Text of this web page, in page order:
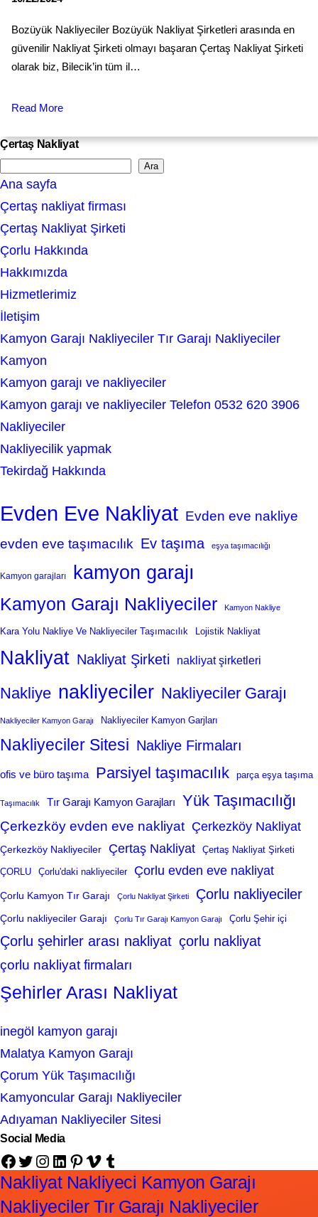
Bozüyük Nakliyeciler Bozüyük Nakliyat Şirketleri arasında en
güvenilir Nakliyat Şirketi olmayı başaran Çertaş Nakliyat Şirketi
olarak biz, Bilecik’in tüm il…
Read More
Çertaş Nakliyat
e
a
r
c
h
Ara
Ana sayfa
Çertaş nakliyat firması
Çertaş Nakliyat Şirketi
Çorlu Hakkında
Hakkımızda
Hizmetlerimiz
İletişim
Kamyon Garajı Nakliyeciler Tır Garajı Nakliyeciler
Kamyon
Kamyon garajı ve nakliyeciler
Kamyon garajı ve nakliyeciler Telefon 0532 620 3906
Nakliyeciler
Nakliyecilik yapmak
Tekirdağ Hakkında
Evden Eve Nakliyat Evden eve nakliye
evden eve taşımacılık Ev taşıma eşya taşımacılığı
Kamyon garajları kamyon garajı
Kamyon Garajı Nakliyeciler Kamyon Nakliye
Kara Yolu Nakliye Ve Nakliyeciler Taşımacılık Lojistik Nakliyat
Nakliyat Nakliyat Şirketi nakliyat şirketleri
Nakliye nakliyeciler Nakliyeciler Garajı
Nakliyeciler Kamyon Garajı Nakliyeciler Kamyon Garjları
Nakliyeciler Sitesi Nakliye Firmaları
ofis ve büro taşıma Parsiyel taşımacılık parça eşya taşıma
Taşımacılık Tır Garajı Kamyon Garajları Yük Taşımacılığı
Çerkezköy evden eve nakliyat Çerkezköy Nakliyat
Çerkezköy Nakliyeciler Çertaş Nakliyat Çertaş Nakliyat Şirketi
ÇORLU Çorlu'daki nakliyeciler Çorlu evden eve nakliyat
Çorlu Kamyon Tır Garajı Çorlu Nakliyat Şirketi Çorlu nakliyeciler
Çorlu nakliyeciler Garajı Çorlu Tır Garajı Kamyon Garajı Çorlu Şehir içi
Çorlu şehirler arası nakliyat çorlu nakliyat
çorlu nakliyat firmaları
Şehirler Arası Nakliyat
inegöl kamyon garajı
Malatya Kamyon Garajı
Çorum Yük Taşımacılığı
Kamyoncular Garajı Nakliyeciler
Adıyaman Nakliyeciler Sitesi
Social Media
Facebook Twitter Instagram LinkedIn Pinterest Vimeo Tumblr
Nakliyat Nakliyeci Kamyon Garajı
Nakliyeciler Tır Garajı Nakliyeciler